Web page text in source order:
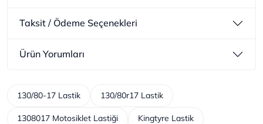
Taksit / Ödeme Seçenekleri
Ürün Yorumları
130/80-17 Lastik 130/80r17 Lastik
1308017 Motosiklet Lastiği Kingtyre Lastik